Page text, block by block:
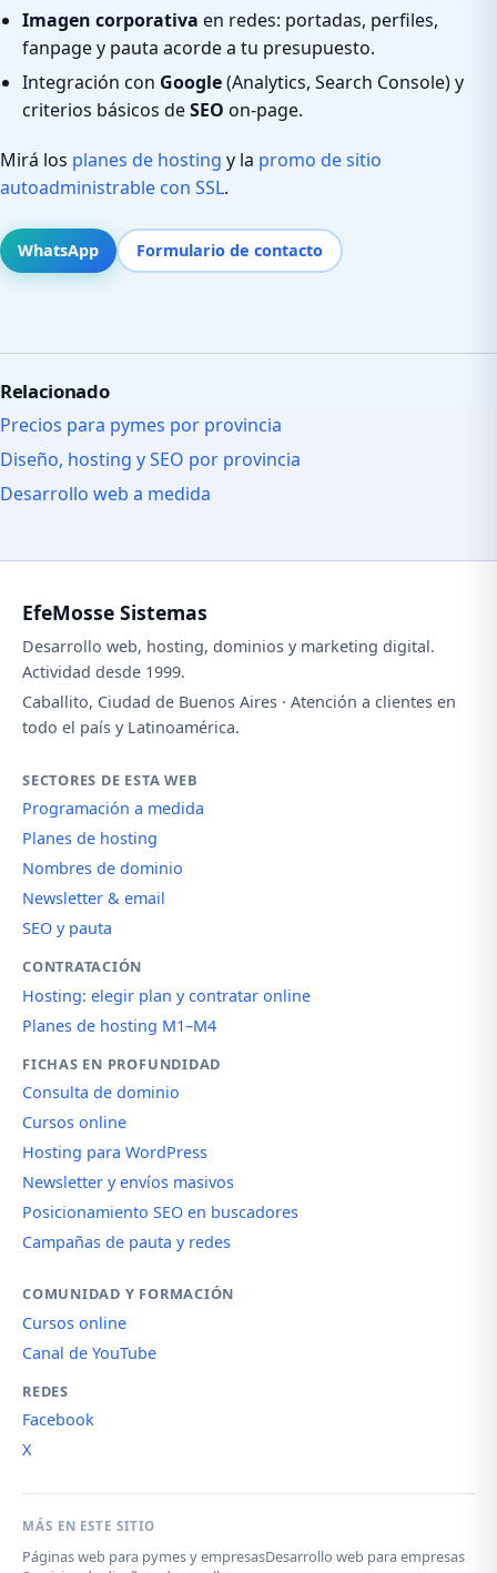
Imagen corporativa en redes: portadas, perfiles,
fanpage y pauta acorde a tu presupuesto.
Integración con Google(Analytics, Search Console) y
criterios básicos deSEO on-page.
Mirá los planes de hosting y la promo de sitio
autoadministrable con SSL.
WhatsApp Formulario de contacto
Relacionado
Precios para pymes por provincia
Diseño, hosting y SEO por provincia
Desarrollo web a medida
EfeMosse Sistemas
Desarrollo web, hosting, dominios y marketing digital.
Actividad desde 1999.
Caballito, Ciudad de Buenos Aires · Atención a clientes en
todo el país y Latinoamérica.
SECTORES DE ESTA WEB
Programación a medida
Planes de hosting
Nombres de dominio
Newsletter & email
SEO y pauta
CONTRATACIÓN
Hosting: elegir plan y contratar online
Planes de hosting M1–M4
FICHAS EN PROFUNDIDAD
Consulta de dominio
Cursos online
Hosting para WordPress
Newsletter y envíos masivos
Posicionamiento SEO en buscadores
Campañas de pauta y redes
COMUNIDAD Y FORMACIÓN
Cursos online
Canal de YouTube
REDES
Facebook
X
MÁS EN ESTE SITIO
Páginas web para pymes y empresasDesarrollo web para empresas